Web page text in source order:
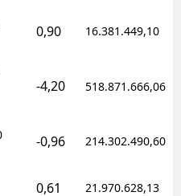
0,90 16.381.449,10
-4,20 518.871.666,06
-0,96 214.302.490,60
0,61 21.970.628,13